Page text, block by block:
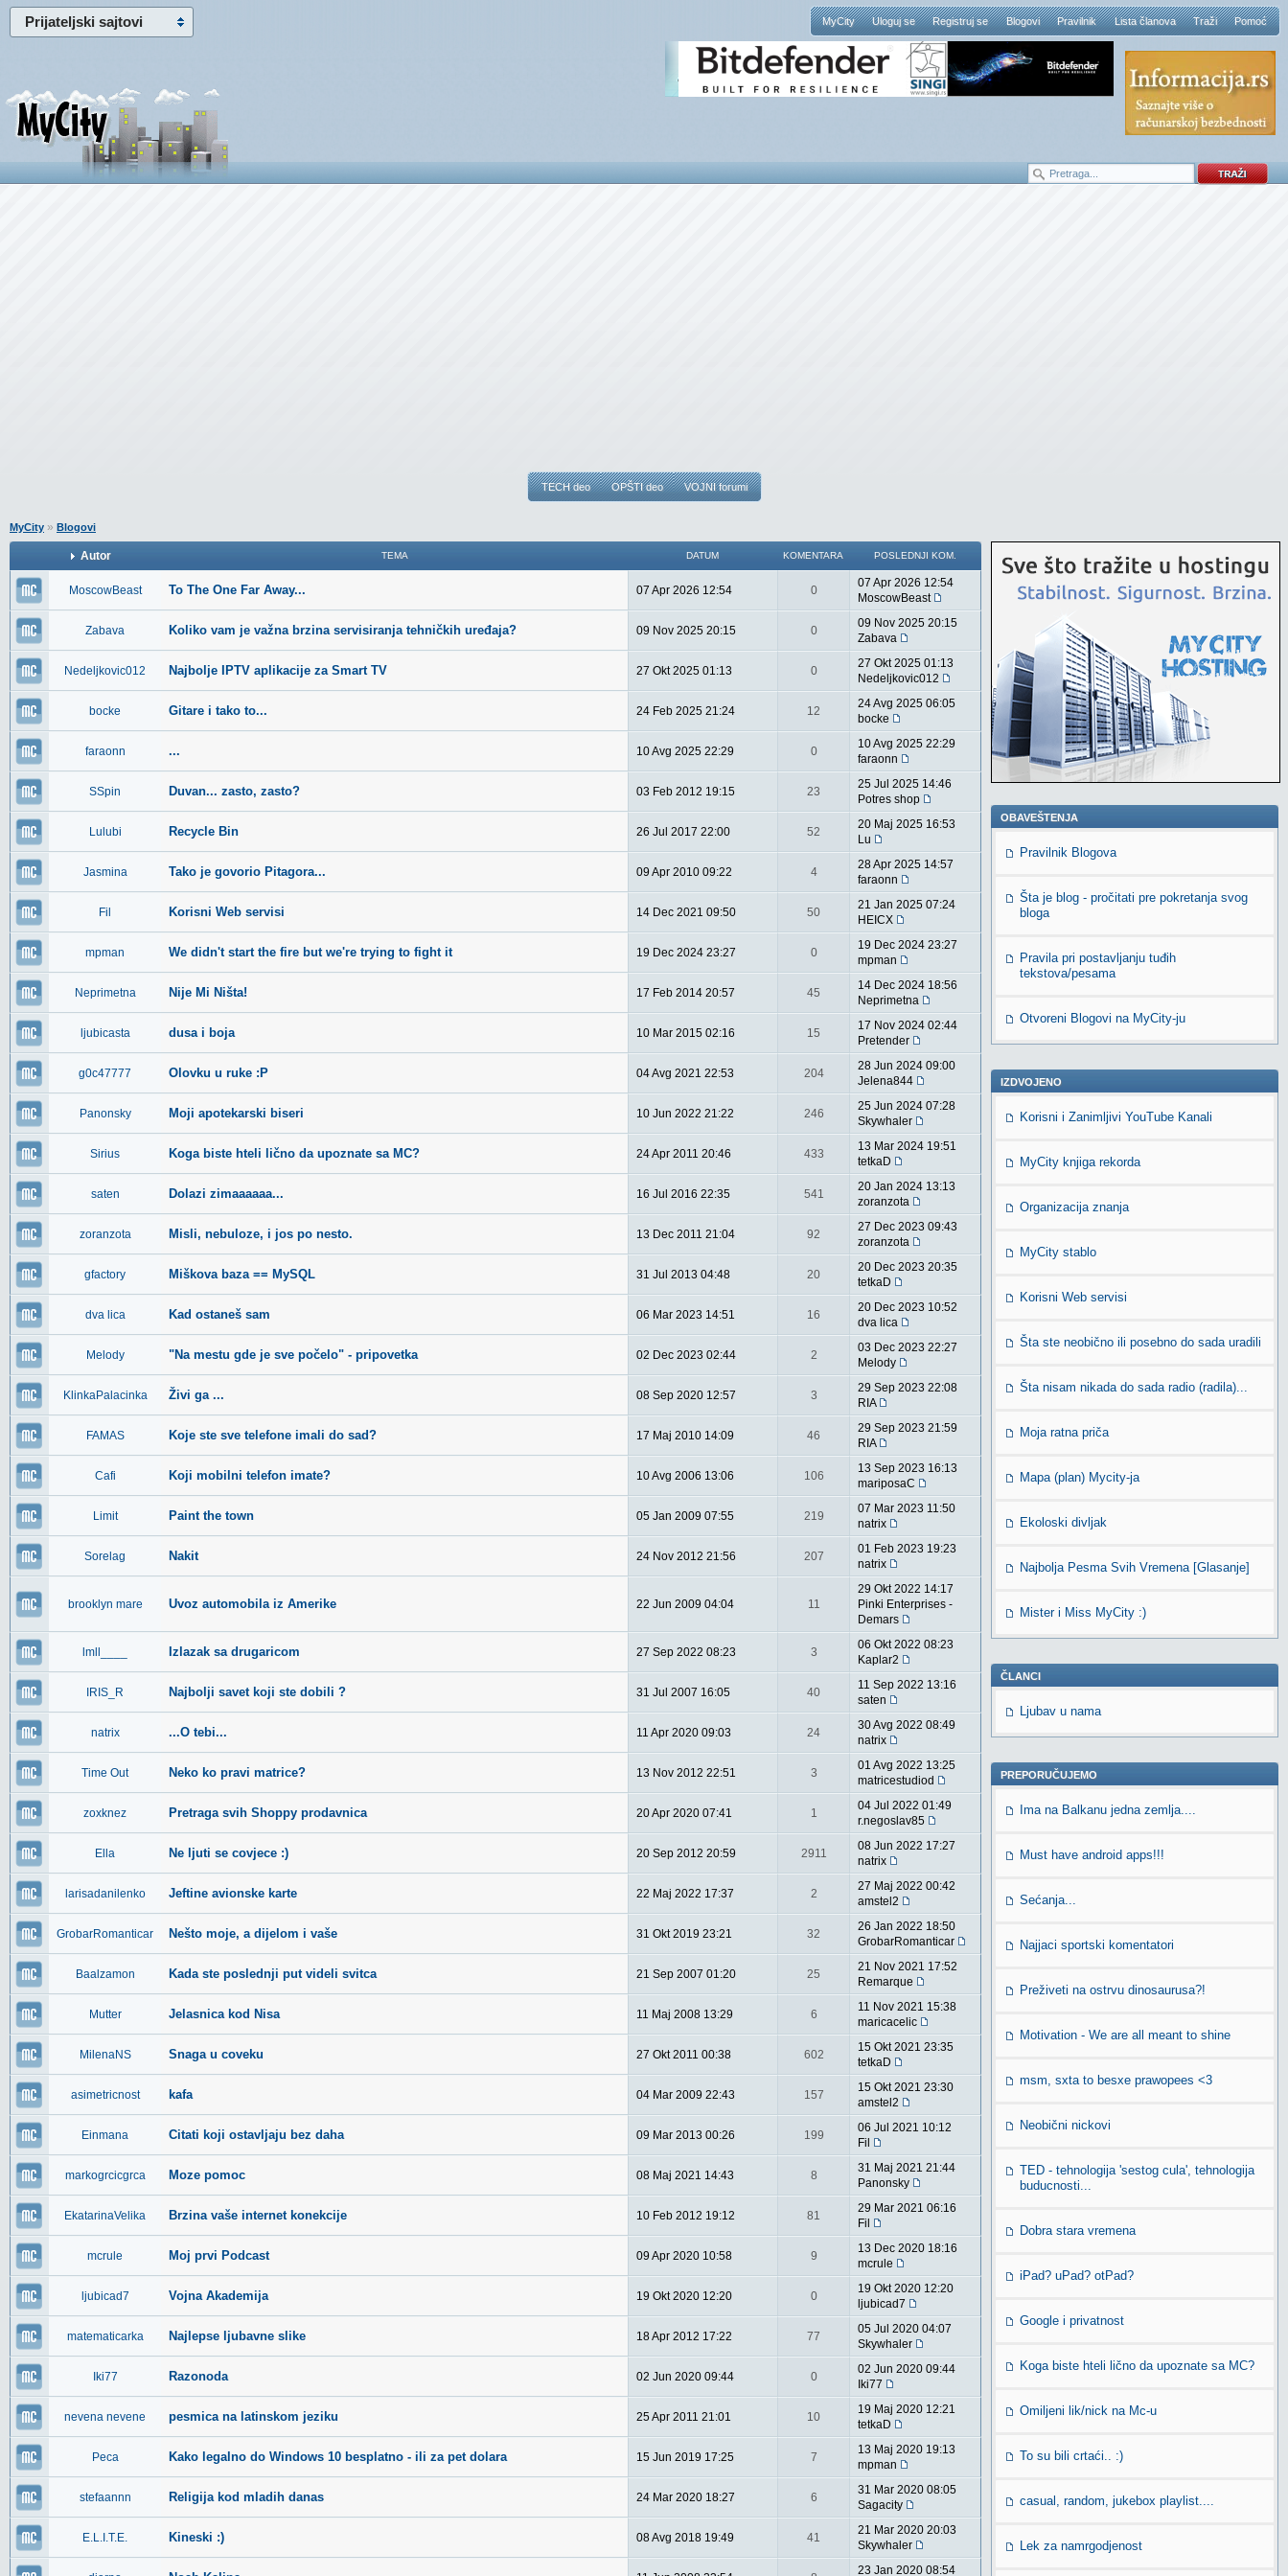
Prijateljski sajtovi MyCity Uloguj se Registruj se Blogovi Pravilnik Lista članova Traži Pomoć
TECH deo OPŠTI deo VOJNI forumi
MyCity » Blogovi
Autor TEMA DATUM KOMENTARA POSLEDNJI KOM.
MoscowBeast To The One Far Away... 07 Apr 2026 12:54 0
07 Apr 2026 12:54
MoscowBeast
Zabava Koliko vam je važna brzina servisiranja tehničkih uređaja? 09 Nov 2025 20:15 0
09 Nov 2025 20:15
Zabava
Nedeljkovic012 Najbolje IPTV aplikacije za Smart TV 27 Okt 2025 01:13 0
27 Okt 2025 01:13
Nedeljkovic012
bocke Gitare i tako to... 24 Feb 2025 21:24 12
24 Avg 2025 06:05
bocke
faraonn ... 10 Avg 2025 22:29 0
10 Avg 2025 22:29
faraonn
SSpin Duvan... zasto, zasto? 03 Feb 2012 19:15 23
25 Jul 2025 14:46
Potres shop
Lulubi Recycle Bin 26 Jul 2017 22:00 52
20 Maj 2025 16:53
Lu
Jasmina Tako je govorio Pitagora... 09 Apr 2010 09:22 4
28 Apr 2025 14:57
faraonn
Fil Korisni Web servisi 14 Dec 2021 09:50 50
21 Jan 2025 07:24
HEICX
mpman We didn't start the fire but we're trying to fight it 19 Dec 2024 23:27 0
19 Dec 2024 23:27
mpman
Neprimetna Nije Mi Ništa! 17 Feb 2014 20:57 45
14 Dec 2024 18:56
Neprimetna
ljubicasta dusa i boja 10 Mar 2015 02:16 15
17 Nov 2024 02:44
Pretender
g0c47777 Olovku u ruke :P 04 Avg 2021 22:53 204
28 Jun 2024 09:00
Jelena844
Panonsky Moji apotekarski biseri 10 Jun 2022 21:22 246
25 Jun 2024 07:28
Skywhaler
Sirius Koga biste hteli lično da upoznate sa MC? 24 Apr 2011 20:46 433
13 Mar 2024 19:51
tetkaD
saten Dolazi zimaaaaaa... 16 Jul 2016 22:35 541
20 Jan 2024 13:13
zoranzota
zoranzota Misli, nebuloze, i jos po nesto. 13 Dec 2011 21:04 92
27 Dec 2023 09:43
zoranzota
gfactory Miškova baza == MySQL 31 Jul 2013 04:48 20
20 Dec 2023 20:35
tetkaD
dva lica Kad ostaneš sam 06 Mar 2023 14:51 16
20 Dec 2023 10:52
dva lica
Melody "Na mestu gde je sve počelo" - pripovetka 02 Dec 2023 02:44 2
03 Dec 2023 22:27
Melody
KlinkaPalacinka Živi ga ... 08 Sep 2020 12:57 3
29 Sep 2023 22:08
RIA
FAMAS Koje ste sve telefone imali do sad? 17 Maj 2010 14:09 46
29 Sep 2023 21:59
RIA
Cafi Koji mobilni telefon imate? 10 Avg 2006 13:06 106
13 Sep 2023 16:13
mariposaC
Limit Paint the town 05 Jan 2009 07:55 219
07 Mar 2023 11:50
natrix
Sorelag Nakit 24 Nov 2012 21:56 207
01 Feb 2023 19:23
natrix
brooklyn mare Uvoz automobila iz Amerike 22 Jun 2009 04:04 11
29 Okt 2022 14:17
Pinki Enterprises -
Demars
lmll____ Izlazak sa drugaricom 27 Sep 2022 08:23 3
06 Okt 2022 08:23
Kaplar2
IRIS_R Najbolji savet koji ste dobili ? 31 Jul 2007 16:05 40
11 Sep 2022 13:16
saten
natrix ...O tebi... 11 Apr 2020 09:03 24
30 Avg 2022 08:49
natrix
Time Out Neko ko pravi matrice? 13 Nov 2012 22:51 3
01 Avg 2022 13:25
matricestudiod
zoxknez Pretraga svih Shoppy prodavnica 20 Apr 2020 07:41 1
04 Jul 2022 01:49
r.negoslav85
Ella Ne ljuti se covjece :) 20 Sep 2012 20:59 2911
08 Jun 2022 17:27
natrix
larisadanilenko Jeftine avionske karte 22 Maj 2022 17:37 2
27 Maj 2022 00:42
amstel2
GrobarRomanticar Nešto moje, a dijelom i vaše 31 Okt 2019 23:21 32
26 Jan 2022 18:50
GrobarRomanticar
Baalzamon Kada ste poslednji put videli svitca 21 Sep 2007 01:20 25
21 Nov 2021 17:52
Remarque
Mutter Jelasnica kod Nisa 11 Maj 2008 13:29 6
11 Nov 2021 15:38
maricacelic
MilenaNS Snaga u coveku 27 Okt 2011 00:38 602
15 Okt 2021 23:35
tetkaD
asimetricnost kafa 04 Mar 2009 22:43 157
15 Okt 2021 23:30
amstel2
Einmana Citati koji ostavljaju bez daha 09 Mar 2013 00:26 199
06 Jul 2021 10:12
Fil
markogrcicgrca Moze pomoc 08 Maj 2021 14:43 8
31 Maj 2021 21:44
Panonsky
EkatarinaVelika Brzina vaše internet konekcije 10 Feb 2012 19:12 81
29 Mar 2021 06:16
Fil
mcrule Moj prvi Podcast 09 Apr 2020 10:58 9
13 Dec 2020 18:16
mcrule
ljubicad7 Vojna Akademija 19 Okt 2020 12:20 0
19 Okt 2020 12:20
ljubicad7
matematicarka Najlepse ljubavne slike 18 Apr 2012 17:22 77
05 Jul 2020 04:07
Skywhaler
Iki77 Razonoda 02 Jun 2020 09:44 0
02 Jun 2020 09:44
Iki77
nevena nevene pesmica na latinskom jeziku 25 Apr 2011 21:01 10
19 Maj 2020 12:21
tetkaD
Peca Kako legalno do Windows 10 besplatno - ili za pet dolara 15 Jun 2019 17:25 7
13 Maj 2020 19:13
mpman
stefaannn Religija kod mladih danas 24 Mar 2020 18:27 6
31 Mar 2020 08:05
Sagacity
E.L.I.T.E. Kineski :) 08 Avg 2018 19:49 41
21 Mar 2020 20:03
Skywhaler
23 Jan 2020 08:54
OBAVEŠTENJA
Pravilnik Blogova
Šta je blog - pročitati pre pokretanja svog
bloga
Pravila pri postavljanju tuđih
tekstova/pesama
Otvoreni Blogovi na MyCity-ju
IZDVOJENO
Korisni i Zanimljivi YouTube Kanali
MyCity knjiga rekorda
Organizacija znanja
MyCity stablo
Korisni Web servisi
Šta ste neobično ili posebno do sada uradili
Šta nisam nikada do sada radio (radila)...
Moja ratna priča
Mapa (plan) Mycity-ja
Ekoloski divljak
Najbolja Pesma Svih Vremena [Glasanje]
Mister i Miss MyCity :)
ČLANCI
Ljubav u nama
PREPORUČUJEMO
Ima na Balkanu jedna zemlja....
Must have android apps!!!
Sećanja...
Najjaci sportski komentatori
Preživeti na ostrvu dinosaurusa?!
Motivation - We are all meant to shine
msm, sxta to besxe prawopees <3
Neobični nickovi
TED - tehnologija 'sestog cula', tehnologija
buducnosti...
Dobra stara vremena
iPad? uPad? otPad?
Google i privatnost
Koga biste hteli lično da upoznate sa MC?
Omiljeni lik/nick na Mc-u
To su bili crtaći.. :)
casual, random, jukebox playlist....
Lek za namrgodjenost